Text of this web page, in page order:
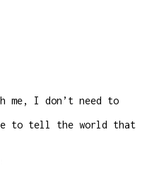
me, I don’t need to
to tell the world that